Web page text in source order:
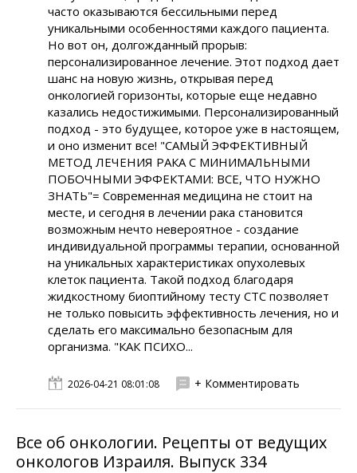
часто оказываются бессильными перед
уникальными особенностями каждого пациента.
Но вот он, долгожданный прорыв:
персонализированное лечение. Этот подход дает
шанс на новую жизнь, открывая перед
онкологией горизонты, которые еще недавно
казались недостижимыми. Персонализированный
подход - это будущее, которое уже в настоящем,
и оно изменит все! "САМЫЙ ЭФФЕКТИВНЫЙ
МЕТОД ЛЕЧЕНИЯ РАКА С МИНИМАЛЬНЫМИ
ПОБОЧНЫМИ ЭФФЕКТАМИ: ВСЕ, ЧТО НУЖНО
ЗНАТЬ"= Современная медицина не стоит на
месте, и сегодня в лечении рака становится
возможным нечто невероятное - создание
индивидуальной программы терапии, основанной
на уникальных характеристиках опухолевых
клеток пациента. Такой подход благодаря
жидкостному биоптийному тесту CTC позволяет
не только повысить эффективность лечения, но и
сделать его максимально безопасным для
организма. "КАК ПСИХО...
2026-04-21 08:01:08 + Комментировать
Все об онкологии. Рецепты от ведущих
онкологов Израиля. Выпуск 334